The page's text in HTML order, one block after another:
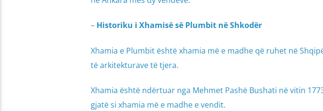
– Historiku i Xhamisë së Plumbit në Shkodër
Xhamia e Plumbit është xhamia më e madhe që ruhet në
të arkitekturave të tjera.
Xhamia është ndërtuar nga Mehmet Pashë Bushati në vitin
gjatë si xhamia më e madhe e vendit.